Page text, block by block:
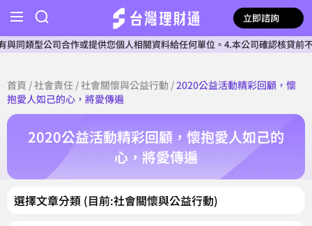
立即諮詢
人相關資料給任何單位。4.本公司確認核貸前不會收費。5.不會要求先
首頁 /社會責任 /社會關懷與公益行動 /2020公益活動精彩回顧，懷
抱愛人如己的心，將愛傳遍
2020公益活動精彩回顧，懷抱愛人如己的
心，將愛傳遍
選擇文章分類 (目前:社會關懷與公益行動)